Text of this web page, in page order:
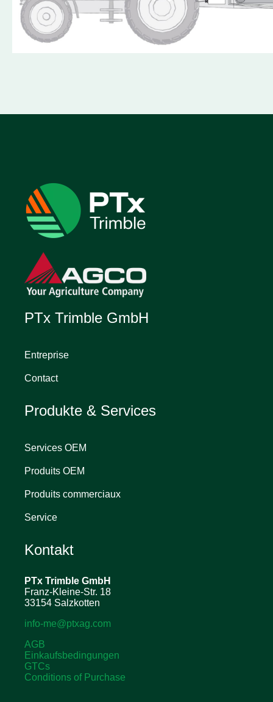
PTx Trimble GmbH
Entreprise
Contact
Produkte & Services
Services OEM
Produits OEM
Produits commerciaux
Service
Kontakt
PTx Trimble GmbH
Franz-Kleine-Str. 18
33154 Salzkotten
info-me@ptxag.com
AGB
Einkaufsbedingungen
GTCs
Conditions of Purchase